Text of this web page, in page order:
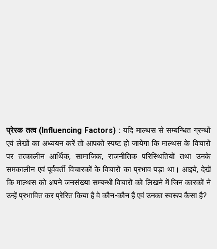
प्रेरक तत्व (Influencing Factors) :यदि माल्थस से सम्बन्धित ग्रन्थों
एवं लेखों का अध्ययन करें तो आपको स्पष्ट हो जायेगा कि माल्थस के विचारों
पर तत्कालीन आर्थिक, सामाजिक, राजनीतिक परिस्थितियों तथा उनके
समकालीन एवं पूर्ववर्ती विचारकों के विचारों का प्रभाव पड़ा था। आइये, देखें
कि माल्थस को अपने जनसंख्या सम्बन्धी विचारों को लिखने में जिन कारकों ने
उन्हें प्रभावित कर प्रेरित किया है वे कौन-कौन हैं एवं उनका स्वरूप कैसा है?